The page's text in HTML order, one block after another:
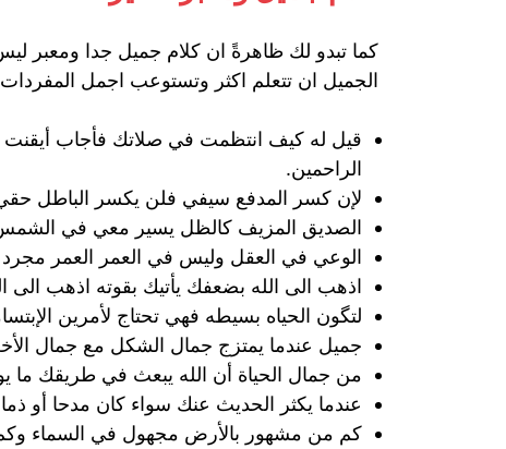
كما تبدو لك ظاهرةً ان كلام جميل جدا ومعبر
الجميل ان تتعلم اكثر وتستوعب اجمل المفردات
قيل له كيف انتظمت في صلاتك فأجاب أيقنت
الراحمين.
لإن كسر المدفع سيفي فلن يكسر الباطل
الصديق المزيف كالظل يسير معي في الشمس
الوعي في العقل وليس في العمر العمر مجرد
اذهب الى الله بضعفك يأتيك بقوته اذهب الى
لتگون الحياه بسيطه فھي تحتاج لأمرين
جميل عندما يمتزج جمال الشكل مع جمال
من جمال الحياة أن الله يبعث في طريقك
عندما يكثر الحديث عنك سواء كان مدحا أو
كم من مشهور بالأرض مجهول في السماء وكم